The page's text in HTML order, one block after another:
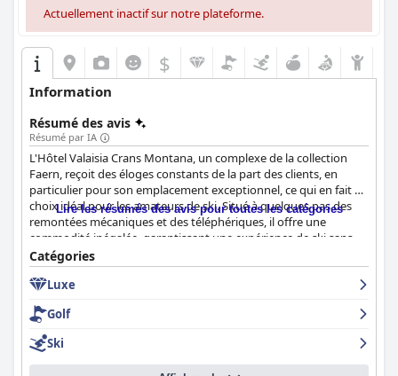
Actuellement inactif sur notre plateforme.
$
Information
Résumé des avis
Résumé par IA
L'Hôtel Valaisia Crans Montana, un complexe de la collection
Faern, reçoit des éloges constants de la part des clients, en
particulier pour son emplacement exceptionnel, ce qui en fait un
choix idéal pour les amateurs de ski. Situé à quelques pas des
remontées mécaniques et des téléphériques, il offre une
commodité inégalée, garantissant une expérience de ski sans
stress. L'emplacement central mais paisible de l'hôtel permet
également aux clients d'accéder facilement au centre du village
de Crans-Montana, leur permettant d'explorer les boutiques
locales et de profiter d'un environnement animé. Les vues
pittoresques sur les montagnes rehaussent encore
l'atmosphère sereine et agréable.
Les clients saluent fréquemment le petit-déjeuner de l'hôtel, le
Lire les résumés des avis pour toutes les catégories
Catégories
Luxe
Golf
Ski